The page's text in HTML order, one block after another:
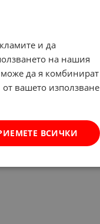
и да
на нашия
може да я комбинират
вашето използване
ВСИЧКИ